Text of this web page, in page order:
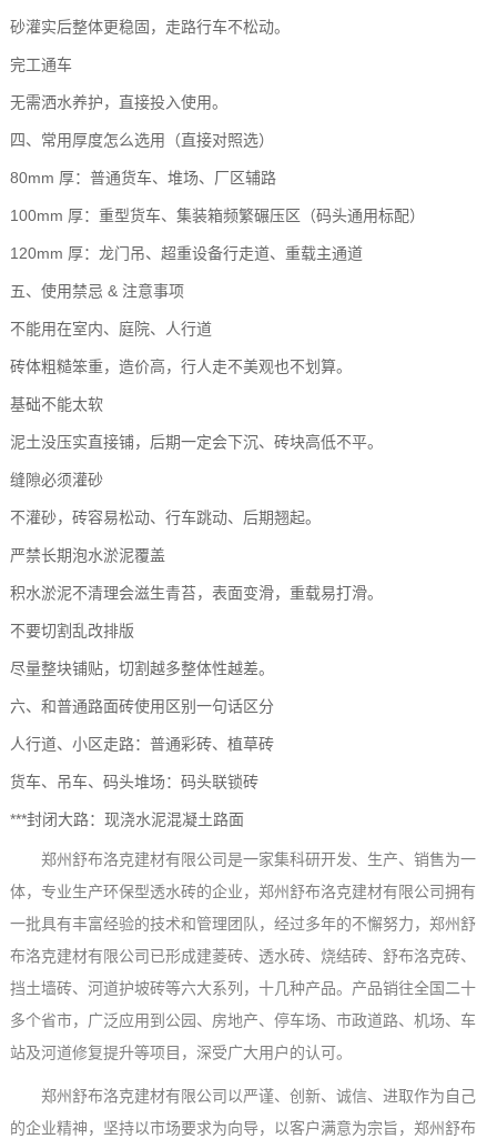
砂灌实后整体更稳固，走路行车不松动。
完工通车
无需洒水养护，直接投入使用。
四、常用厚度怎么选用（直接对照选）
80mm 厚：普通货车、堆场、厂区辅路
100mm 厚：重型货车、集装箱频繁碾压区（码头通用标配）
120mm 厚：龙门吊、超重设备行走道、重载主通道
五、使用禁忌 & 注意事项
不能用在室内、庭院、人行道
砖体粗糙笨重，造价高，行人走不美观也不划算。
基础不能太软
泥土没压实直接铺，后期一定会下沉、砖块高低不平。
缝隙必须灌砂
不灌砂，砖容易松动、行车跳动、后期翘起。
严禁长期泡水淤泥覆盖
积水淤泥不清理会滋生青苔，表面变滑，重载易打滑。
不要切割乱改排版
尽量整块铺贴，切割越多整体性越差。
六、和普通路面砖使用区别一句话区分
人行道、小区走路：普通彩砖、植草砖
货车、吊车、码头堆场：码头联锁砖
***封闭大路：现浇水泥混凝土路面
郑州舒布洛克建材有限公司是一家集科研开发、生产、销售为一
体，专业生产环保型透水砖的企业，郑州舒布洛克建材有限公司拥有
一批具有丰富经验的技术和管理团队，经过多年的不懈努力，郑州舒
布洛克建材有限公司 已形成建菱砖、透水砖、烧结砖、舒布洛克砖、
挡土墙砖、河道护坡砖等六大系列，十几种产品。产品销往全国二十
多个省市，广泛应用到公园、房地产、停车场、市政道路、机场、车
站及河道修复提升等项目，深受广大用户的认可。
郑州舒布洛克建材有限公司 以严谨、创新、诚信、进取作为自己
的企业精神，坚持以市场要求为向导，以客户满意为宗旨，郑州舒布